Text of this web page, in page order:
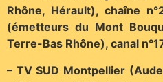
Rhône, Hérault), chaîne
(émetteurs du Mont
Terre-Bas Rhône), canal
– TV SUD Montpellier